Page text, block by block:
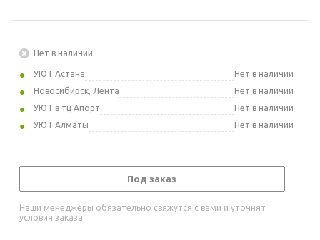
Нет в наличии
УЮТ Астана
Нет в наличии
Новосибирск, Лента
Нет в наличии
УЮТ в тц Апорт
Нет в наличии
УЮТ Алматы
Нет в наличии
Под заказ
Наши менеджеры обязательно свяжутся с вами и уточнят
условия заказа